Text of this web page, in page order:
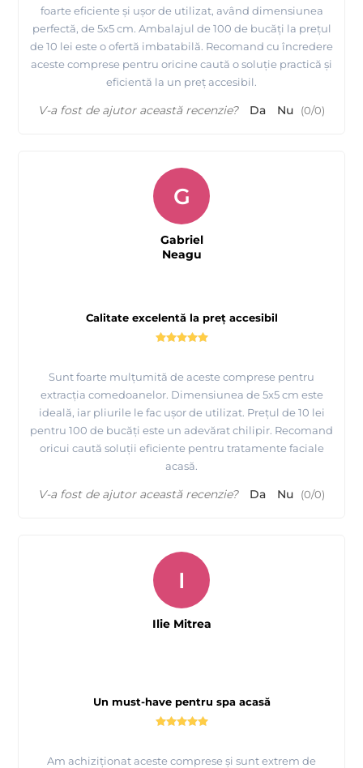
foarte eficiente și ușor de utilizat, având dimensiunea
perfectă, de 5x5 cm. Ambalajul de 100 de bucăți la prețul
de 10 lei este o ofertă imbatabilă. Recomand cu încredere
aceste comprese pentru oricine caută o soluție practică și
eficientă la un preț accesibil.
V-a fost de ajutor această recenzie? Da Nu (0/0)
Calitate excelentă la preț accesibil
Sunt foarte mulțumită de aceste comprese pentru
extracția comedoanelor. Dimensiunea de 5x5 cm este
ideală, iar pliurile le fac ușor de utilizat. Prețul de 10 lei
pentru 100 de bucăți este un adevărat chilipir. Recomand
oricui caută soluții eficiente pentru tratamente faciale
acasă.
G
Gabriel
Neagu
V-a fost de ajutor această recenzie? Da Nu (0/0)
Un must-have pentru spa acasă
Am achiziționat aceste comprese și sunt extrem de
I
Ilie Mitrea